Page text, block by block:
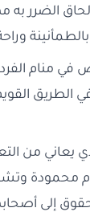
الضرر به
في منام
الطريق
من
محمودة
إلى